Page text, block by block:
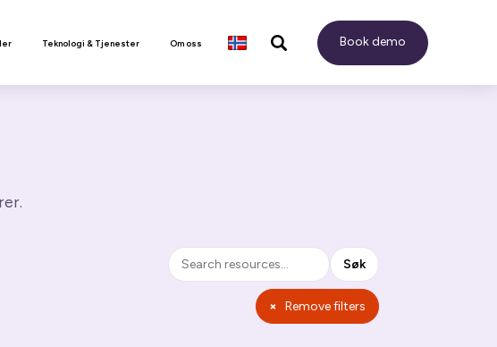
Teknologi & Tjenester Om oss Book demo
Søk
Søk
× Remove filters